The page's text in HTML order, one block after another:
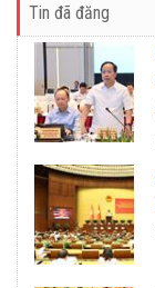
Tin đã đăng